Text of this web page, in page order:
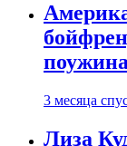
3 месяца
Лиза